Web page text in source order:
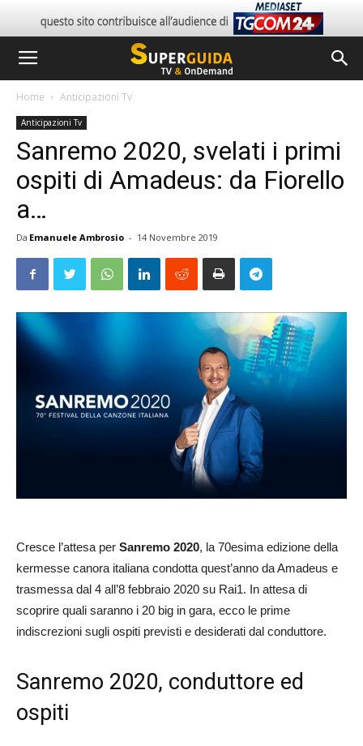
Home Anticipazioni Tv
Anticipazioni Tv
Sanremo 2020, svelati i primi
ospiti di Amadeus: da Fiorello
a…
Da Emanuele Ambrosio - 14 Novembre 2019
Cresce l’attesa per Sanremo 2020, la 70esima edizione della
kermesse canora italiana condotta quest’anno da Amadeus e
trasmessa dal 4 all’8 febbraio 2020 su Rai1. In attesa di
scoprire quali saranno i 20 big in gara, ecco le prime
indiscrezioni sugli ospiti previsti e desiderati dal conduttore.
Sanremo 2020, conduttore ed
ospiti